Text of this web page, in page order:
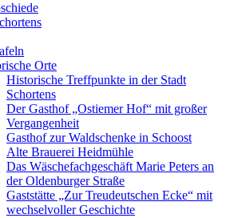
Orte
Historische Treffpunkte in der Stadt
Schortens
Der Gasthof „Ostiemer Hof“ mit großer
Vergangenheit
Gasthof zur Waldschenke in Schoost
Alte Brauerei Heidmühle
Das Wäschefachgeschäft Marie Peters an
der Oldenburger Straße
Gaststätte „Zur Treudeutschen Ecke“ mit
wechselvoller Geschichte